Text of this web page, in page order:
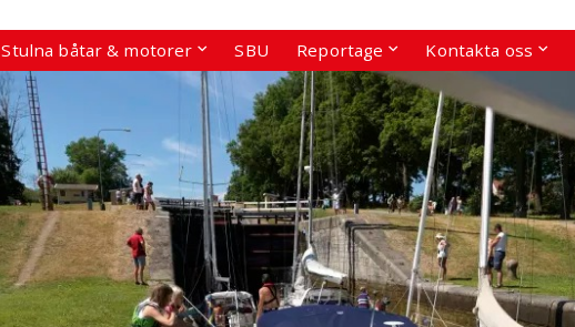
Stulna båtar & motorer SBU Reportage Kontakta oss